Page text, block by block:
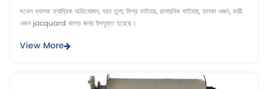
মডেল ব্যাপক ফ্যাব্রিক অভিযোজন, বয়ন তুলা, মিশ্র ফাইবার, রাসায়নিক ফাইবার, হালকা ওজন, ভারী
ওজন jacquard কাপড় জন্য উপযুক্ত হয়েছে।
View More